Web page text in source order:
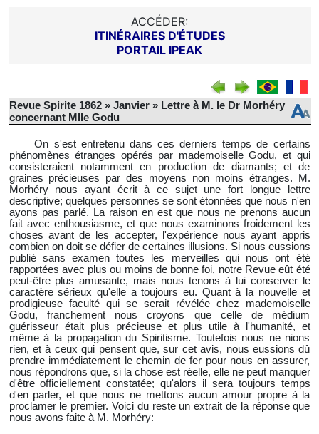
ACCÉDER:
ITINÉRAIRES D'ÉTUDES
PORTAIL IPEAK
Revue Spirite 1862 » Janvier » Lettre à M. le Dr Morhéry
concernant Mlle Godu
On s'est entretenu dans ces derniers temps de certains
phénomènes étranges opérés par mademoiselle Godu, et qui
consisteraient notamment en production de diamants; et de
graines précieuses par des moyens non moins étranges. M.
Morhéry nous ayant écrit à ce sujet une fort longue lettre
descriptive; quelques personnes se sont étonnées que nous n'en
ayons pas parlé. La raison en est que nous ne prenons aucun
fait avec enthousiasme, et que nous examinons froidement les
choses avant de les accepter, l'expérience nous ayant appris
combien on doit se défier de certaines illusions. Si nous eussions
publié sans examen toutes les merveilles qui nous ont été
rapportées avec plus ou moins de bonne foi, notre Revue eût été
peut-être plus amusante, mais nous tenons à lui conserver le
caractère sérieux qu'elle a toujours eu. Quant à la nouvelle et
prodigieuse faculté qui se serait révélée chez mademoiselle
Godu, franchement nous croyons que celle de médium
guérisseur était plus précieuse et plus utile à l'humanité, et
même à la propagation du Spiritisme. Toutefois nous ne nions
rien, et à ceux qui pensent que, sur cet avis, nous eussions dû
prendre immédiatement le chemin de fer pour nous en assurer,
nous répondrons que, si la chose est réelle, elle ne peut manquer
d'être officiellement constatée; qu'alors il sera toujours temps
d'en parler, et que nous ne mettons aucun amour propre à la
proclamer le premier. Voici du reste un extrait de la réponse que
nous avons faite à M. Morhéry: